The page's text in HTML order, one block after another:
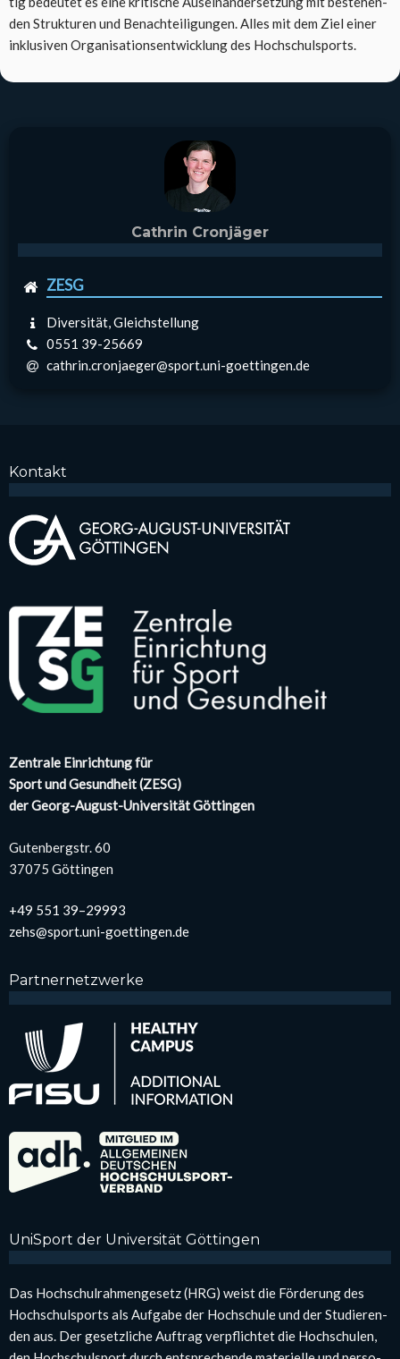
den Struk­tu­ren und Benach­tei­li­gun­gen. Alles mit dem Ziel einer
inklu­si­ven Orga­ni­sa­ti­ons­ent­wick­lung des Hoch­schul­sports.
Cathrin Cronjäger
ZESG
Diversität, Gleichstellung
0551 39-25669
cathrin.cronjaeger@sport.uni-goettingen.de
Kon­takt
Zen­tra­le Ein­rich­tung für
Sport und Gesund­heit (ZESG)
der Georg-August-Uni­ver­si­tät Göt­tin­gen
Guten­berg­str. 60
37075 Göt­tin­gen
+49 551 39–29993
zehs@sport.uni-goettingen.de
Part­ner­netz­wer­ke
Uni­Sport der Uni­ver­si­tät Göt­tin­gen
Das Hoch­schul­rah­men­ge­setz (HRG) weist die För­de­rung des
Hoch­schul­sports als Auf­ga­be der Hoch­schu­le und der Stu­die­ren­
den aus. Der gesetz­li­che Auf­trag ver­pflich­tet die Hoch­schu­len,